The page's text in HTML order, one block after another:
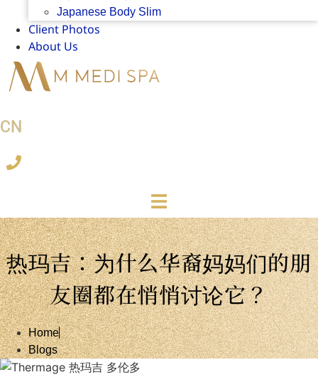
Japanese Body Slim
Client Photos
About Us
CN
热玛吉：为什么华裔妈妈们的朋
友圈都在悄悄讨论它？
Home
Blogs